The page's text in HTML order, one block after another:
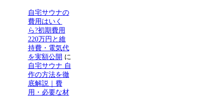
自宅サウナの
費用はいく
ら?初期費用
220万円と維
持費・電気代
を実額公開 に
自宅サウナ 自
作の方法を徹
底解説｜費
用・必要な材